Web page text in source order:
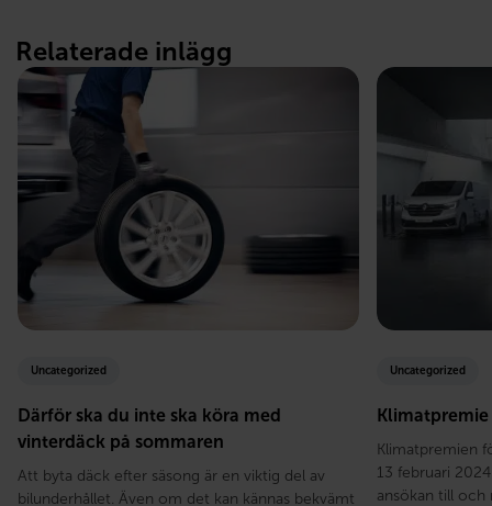
Relaterade inlägg
Uncategorized
Därför ska du inte ska köra med
vinterdäck på sommaren
Att byta däck efter säsong är en viktig del av
bilunderhållet. Även om det kan kännas bekvämt
Uncategorized
Klimatpremien
13 februari
ansökan till